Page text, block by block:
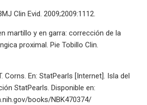
Clin Evid. 2009;2009:1112.
martillo y en garra: corrección de la
proximal. Pie Tobillo Clin.
Corns. En: StatPearls [Internet]. Isla del
StatPearls. Disponible en:
books/NBK470374/